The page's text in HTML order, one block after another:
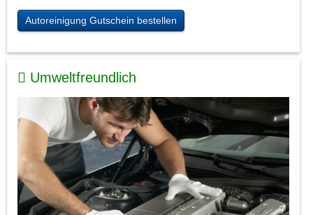
Autoreinigung Gutschein bestellen
Umweltfreundlich